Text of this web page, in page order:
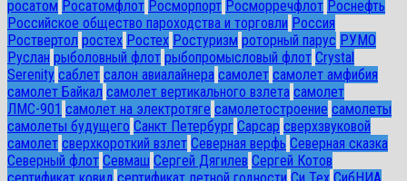
росатом Росатомфлот Росморпорт Росморречфлот Роснефть
Российское общество пароходства и торговли Россия
Роствертол ростех Ростех Ростуризм роторный парус РУМО
Руслан рыболовный флот рыбопромысловый флот Сrystal
Serenity саблет салон авиалайнера самолет самолет амфибия
самолет Байкал самолет вертикального взлета самолет
ЛМС-901 самолет на электротяге самолетостроение самолеты
самолеты будущего Санкт Петербург Сарсар сверхзвуковой
самолет сверхкороткий взлет Северная верфь Северная сказка
Северный флот Севмаш Сергей Дягилев Сергей Котов